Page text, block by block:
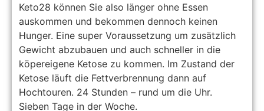
Keto28 können Sie also länger ohne Essen
auskommen und bekommen dennoch keinen
Hunger. Eine super Voraussetzung um zusätzlich
Gewicht abzubauen und auch schneller in die
köpereigene Ketose zu kommen. Im Zustand der
Ketose läuft die Fettverbrennung dann auf
Hochtouren. 24 Stunden – rund um die Uhr.
Sieben Tage in der Woche.